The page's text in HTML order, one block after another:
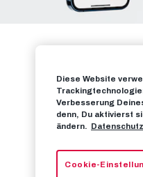
Ein
Diese Website
Verbesserung
denn, Du aktivierst
ändern. Datenschutz
Cookie-